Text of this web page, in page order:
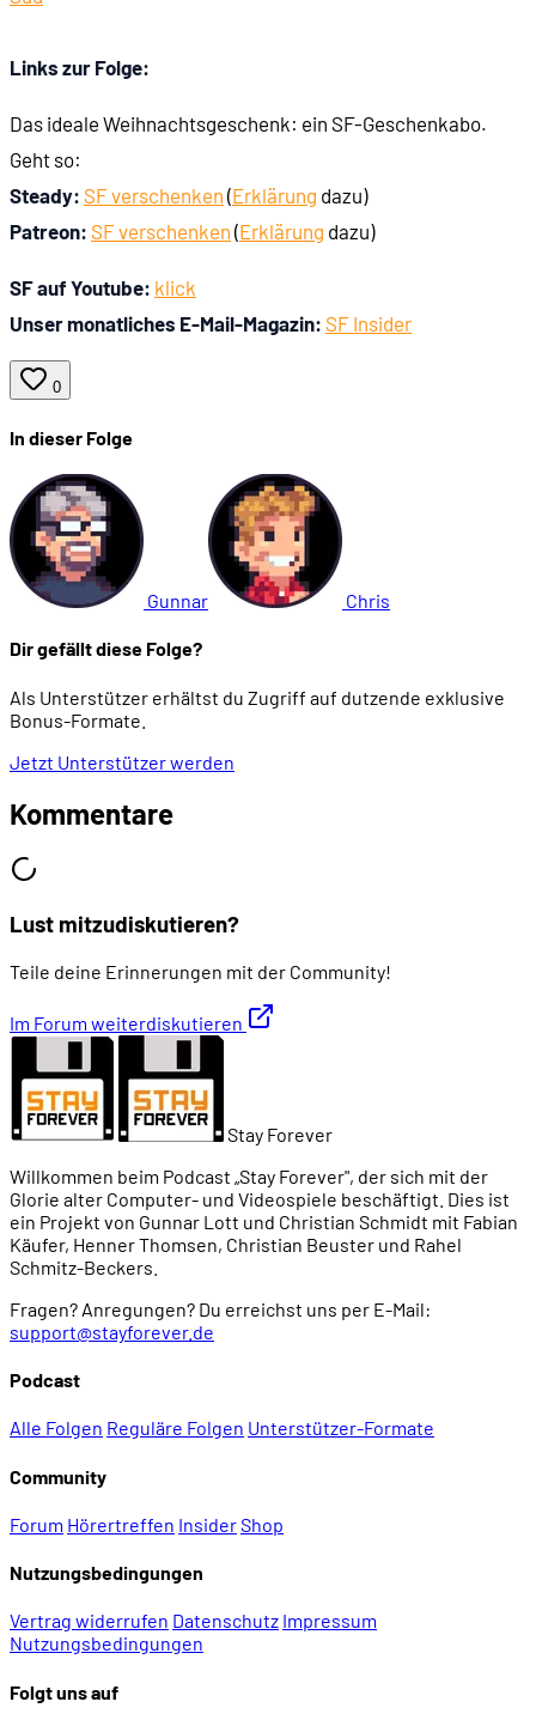
Links zur Folge:
Das ideale Weihnachtsgeschenk: ein SF-Geschenkabo.
Geht so:
Steady: SF verschenken (Erklärung dazu)
Patreon: SF verschenken (Erklärung dazu)
SF auf Youtube: klick
Unser monatliches E-Mail-Magazin: SF Insider
0
In dieser Folge
Gunnar Chris
Dir gefällt diese Folge?
Als Unterstützer erhältst du Zugriff auf dutzende exklusive
Bonus-Formate.
Jetzt Unterstützer werden
Kommentare
Lust mitzudiskutieren?
Teile deine Erinnerungen mit der Community!
Im Forum weiterdiskutieren
Stay Forever
Willkommen beim Podcast „Stay Forever", der sich mit der
Glorie alter Computer- und Videospiele beschäftigt. Dies ist
ein Projekt von Gunnar Lott und Christian Schmidt mit Fabian
Käufer, Henner Thomsen, Christian Beuster und Rahel
Schmitz-Beckers.
Fragen? Anregungen? Du erreichst uns per E-Mail:
support@stayforever.de
Podcast
Alle Folgen Reguläre Folgen Unterstützer-Formate
Community
Forum Hörertreffen InsiderShop
Nutzungsbedingungen
Vertrag widerrufen Datenschutz Impressum
Nutzungsbedingungen
Folgt uns auf